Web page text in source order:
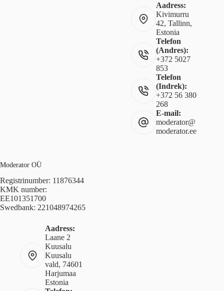
Aadress:
Kivimurru
42, Tallinn,
Estonia
Telefon
(Andres):
+372 5027
853
Telefon
(Indrek):
+372 56 380
268
E-mail:
moderator@
moderator.ee
Moderator OÜ
Registrinumber: 11876344
KMK number:
EE101351700
Swedbank: 221048974265
Aadress:
Laane 2
Kuusalu
Kuusalu
vald, 74601
Harjumaa
Estonia